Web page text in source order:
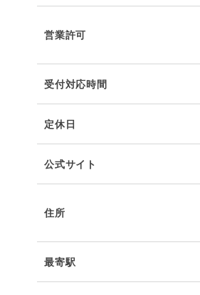
営業許可
受付対応時間
定休日
公式サイト
住所
最寄駅